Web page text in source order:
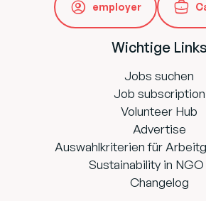
employer
Wichtige Links
Jobs suchen
Job subscription
Volunteer Hub
Advertise
Auswahlkriterien für
Sustainability in
Changelog